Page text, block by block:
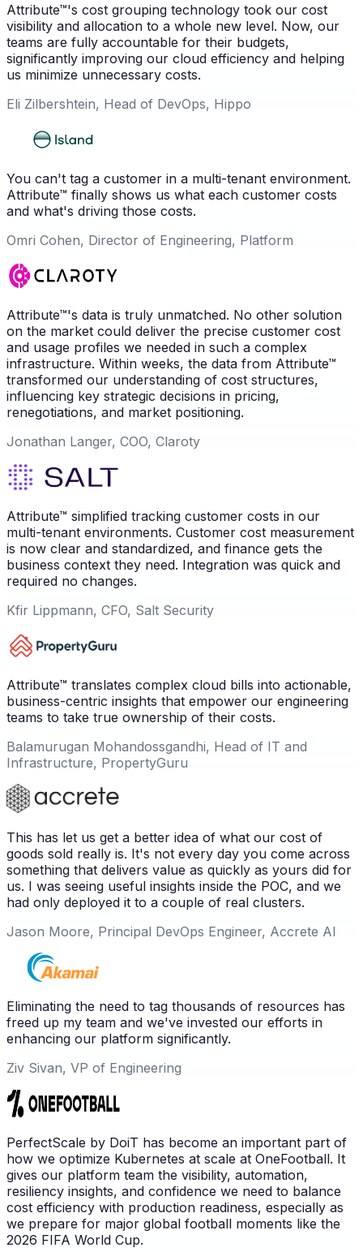
Attribute™'s cost grouping technology took our cost
visibility and allocation to a whole new level. Now, our
teams are fully accountable for their budgets,
significantly improving our cloud efficiency and helping
us minimize unnecessary costs.
Eli Zilbershtein, Head of DevOps, Hippo
You can't tag a customer in a multi-tenant environment.
Attribute™ finally shows us what each customer costs
and what's driving those costs.
Omri Cohen, Director of Engineering, Platform
Attribute™'s data is truly unmatched. No other solution
on the market could deliver the precise customer cost
and usage profiles we needed in such a complex
infrastructure. Within weeks, the data from Attribute™
transformed our understanding of cost structures,
influencing key strategic decisions in pricing,
renegotiations, and market positioning.
Jonathan Langer, COO, Claroty
Attribute™ simplified tracking customer costs in our
multi-tenant environments. Customer cost measurement
is now clear and standardized, and finance gets the
business context they need. Integration was quick and
required no changes.
Kfir Lippmann, CFO, Salt Security
Attribute™ translates complex cloud bills into actionable,
business-centric insights that empower our engineering
teams to take true ownership of their costs.
Balamurugan Mohandossgandhi, Head of IT and
Infrastructure, PropertyGuru
This has let us get a better idea of what our cost of
goods sold really is. It's not every day you come across
something that delivers value as quickly as yours did for
us. I was seeing useful insights inside the POC, and we
had only deployed it to a couple of real clusters.
Jason Moore, Principal DevOps Engineer, Accrete AI
Eliminating the need to tag thousands of resources has
freed up my team and we've invested our efforts in
enhancing our platform significantly.
Ziv Sivan, VP of Engineering
PerfectScale by DoiT has become an important part of
how we optimize Kubernetes at scale at OneFootball. It
gives our platform team the visibility, automation,
resiliency insights, and confidence we need to balance
cost efficiency with production readiness, especially as
we prepare for major global football moments like the
2026 FIFA World Cup.